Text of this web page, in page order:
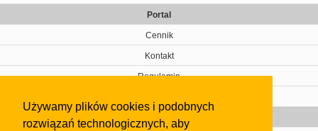
Używamy plików cookies i podobnych
rozwiązań technologicznych, aby
Portal
Cennik
Kontakt
Regulamin
Gazeta